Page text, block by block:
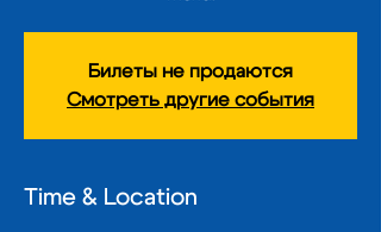
Билеты не продаются
Смотреть другие события
Time & Location